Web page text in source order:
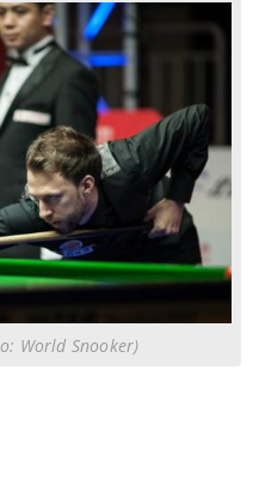
World Snooker)